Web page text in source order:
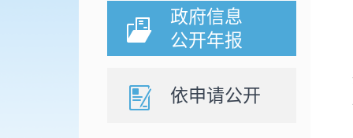
政府信息
公开年报
依申请公开